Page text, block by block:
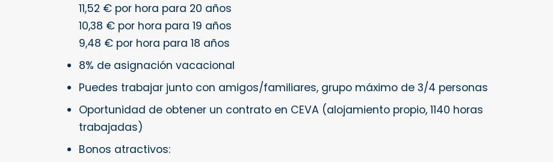
11,52 € por hora para 20 años
10,38 € por hora para 19 años
9,48 € por hora para 18 años
8% de asignación vacacional
Puedes trabajar junto con amigos/familiares, grupo máximo de 3/4 personas
Oportunidad de obtener un contrato en CEVA (alojamiento propio, 1140 horas
trabajadas)
Bonos atractivos: